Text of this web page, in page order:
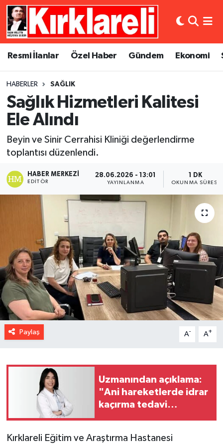
Resmi İlanlar Özel Haber Gündem Ekonomi
HABERLER SAĞLIK
Sağlık Hizmetleri Kalitesi
Ele Alındı
Beyin ve Sinir Cerrahisi Kliniği değerlendirme
toplantısı düzenlendi.
HABER MERKEZI
EDITÖR
28.06.2026 - 13:01
YAYINLANMA
1 DK
OKUNMA SÜRESI
Paylaş A- A+
Uzmanından açıklama:
"Ani hareketlerde idrar
kaçırma tedavi
Kırklareli Eğitim ve Araştırma Hastanesi
Resmi İlanlar
Gündem
Ekonomi
Siyaset
Asayiş
Dünya
Eğitim
Kültür Sanat
Sağlık
Künye
Gizlilik Sözleşmesi
Merkez Nöbetçi Eczaneler
Merkez Trafik Yoğunluk Haritası
Süper Lig Puan Durumu ve Fikstür
Tüm Manşetler